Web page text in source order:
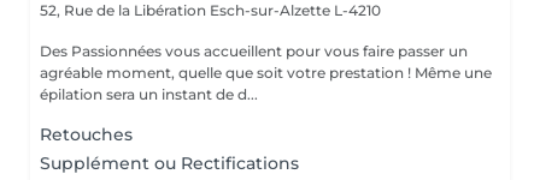
52, Rue de la Libération Esch-sur-Alzette L-4210
Des Passionnées vous accueillent pour vous faire passer un
agréable moment, quelle que soit votre prestation ! Même une
épilation sera un instant de d...
Retouches
Supplément ou Rectifications